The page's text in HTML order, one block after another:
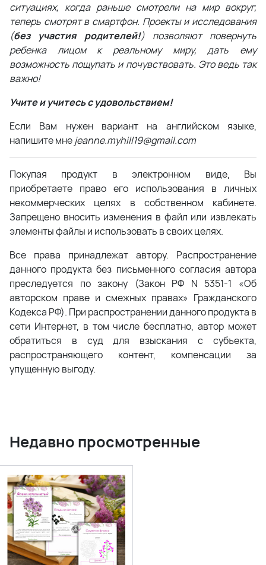
ситуациях, когда раньше смотрели на мир вокруг,
теперь смотрят в смартфон. Проекты и исследования
(без участия родителей!) позволяют повернуть
ребенка лицом к реальному миру, дать ему
возможность пощупать и почувствовать. Это ведь так
важно!
Учите и учитесь с удовольствием!
Если Вам нужен вариант на английском языке,
напишите мнеjeanne.myhill19@gmail.com
Покупая продукт в электронном виде, Вы
приобретаете право его использования в личных
некоммерческих целях в собственном кабинете.
Запрещено вносить изменения в файл или извлекать
элементы файлы и использовать в своих целях.
Все права принадлежат автору. Распространение
данного продукта без письменного согласия автора
преследуется по закону (Закон РФ N 5351-1 «Об
авторском праве и смежных правах» Гражданского
Кодекса РФ). При распространении данного продукта в
сети Интернет, в том числе бесплатно, автор может
обратиться в суд для взыскания с субъекта,
распространяющего контент, компенсации за
упущенную выгоду.
Недавно просмотренные